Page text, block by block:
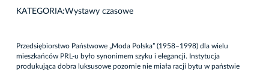
KATEGORIA:Wystawy czasowe
Przedsiębiorstwo Państwowe „Moda Polska” (1958–1998) dla wielu
mieszkańców PRL-u było synonimem szyku i elegancji. Instytucja
produkująca dobra luksusowe pozornie nie miała racji bytu w państwie